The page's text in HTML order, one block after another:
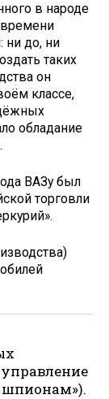
в народе
ни до, ни
таких
он
классе,
обладание
ВАЗу был
торговли